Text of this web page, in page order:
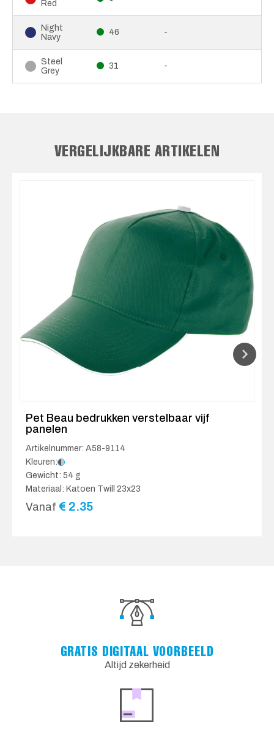
Red
Night
Navy
46 -
Steel
Grey
31 -
VERGELIJKBARE ARTIKELEN
Pet Beau bedrukken verstelbaar vijf
panelen
Artikelnummer: A58-9114
Kleuren:
Gewicht: 54 g
Materiaal: Katoen Twill 23x23
Vanaf € 2.35
GRATIS DIGITAAL VOORBEELD
Altijd zekerheid